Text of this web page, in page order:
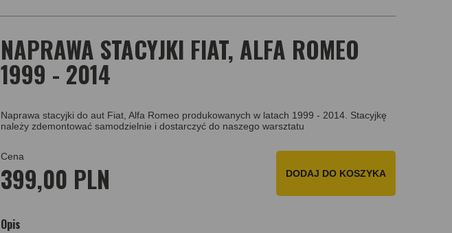
NAPRAWA STACYJKI FIAT, ALFA ROMEO
1999 - 2014
Naprawa stacyjki do aut Fiat, Alfa Romeo produkowanych w latach 1999 - 2014. Stacyjkę
należy zdemontować samodzielnie i dostarczyć do naszego warsztatu
Cena
399,00 PLN DODAJ DO KOSZYKA
Opis